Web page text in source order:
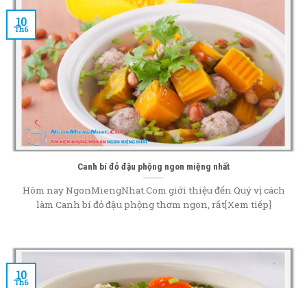
Canh bí đỏ đậu phộng ngon miệng nhất
Hôm nay NgonMiengNhat.Com giới thiệu đến Quý vị cách
làm Canh bí đỏ đậu phộng thơm ngon, rất[Xem tiếp]
10
Th6
10
Th6